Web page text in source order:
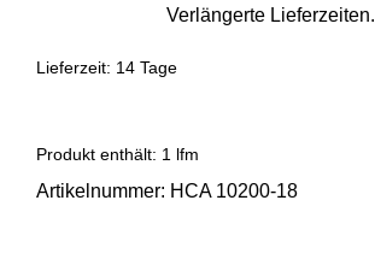
Verlängerte Lieferzeiten.
Lieferzeit: 14 Tage
Produkt enthält: 1 lfm
Artikelnummer: HCA 10200-18